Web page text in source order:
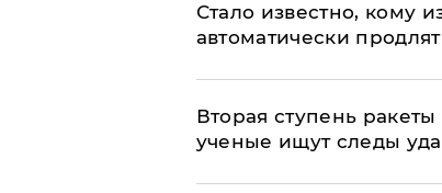
Стало известно, кому
автоматически
Вторая ступень
ученые ищут следы